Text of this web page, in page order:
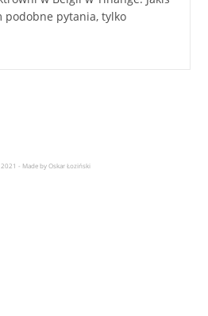
podobne pytania, tylko
- Made by Oskar Łoziński